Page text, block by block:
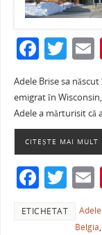
F
a
c
e
b
o
o
k
T
w
itt
er l
Adele Brise sa
emigrat în
Adele a mărturisit că
CITEȘTE MAI MULT
F
c
T
w
itt
ETICHETAT
Belgia